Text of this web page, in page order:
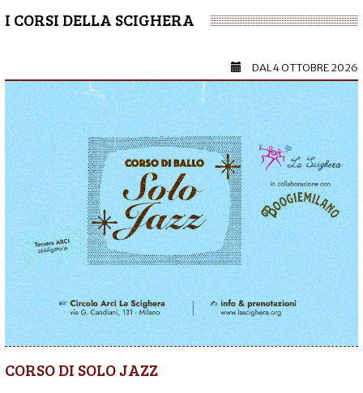
I CORSI DELLA SCIGHERA
DAL4 OTTOBRE 2026
CORSO DI SOLO JAZZ